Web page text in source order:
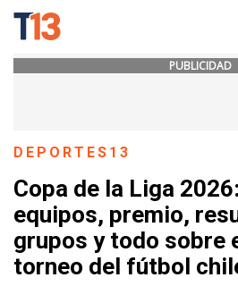
PUBLICIDAD
DEPORTES13
Copa de la Liga
equipos, premio,
grupos y todo sobre
torneo del fútbol